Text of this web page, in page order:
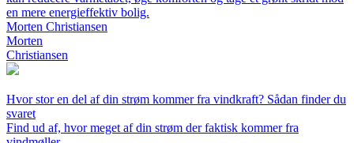
en mere energieffektiv bolig.
Morten Christiansen
Morten
Christiansen
Hvor stor en del af din strøm kommer fra vindkraft? Sådan finder du
svaret
Find ud af, hvor meget af din strøm der faktisk kommer fra